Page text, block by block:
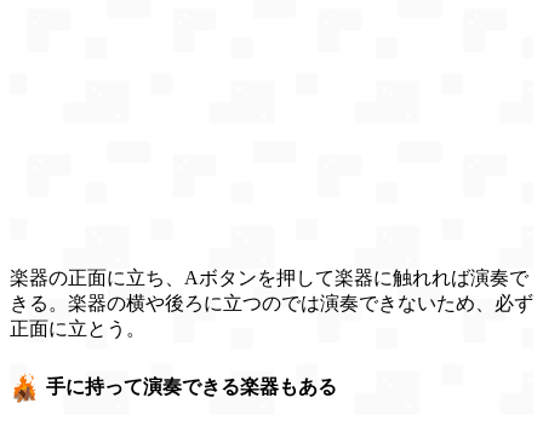
楽器の正面に立ち、Aボタンを押して楽器に触れれば演奏で
きる。楽器の横や後ろに立つのでは演奏できないため、必ず
正面に立とう。
手に持って演奏できる楽器もある